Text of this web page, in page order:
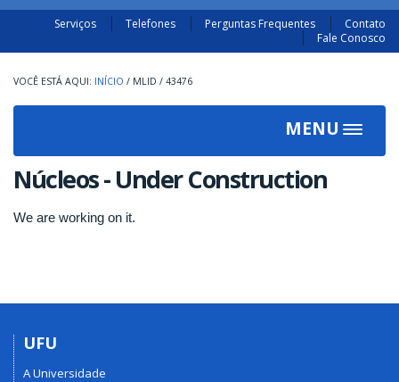
Buscar
Serviços Telefones Perguntas Frequentes
Contato
Fale Conosco
INÍCIO / MLID / 43476
MENU
Toggle
Núcleos - Under Construction
We are working on it.
UFU
A Universidade